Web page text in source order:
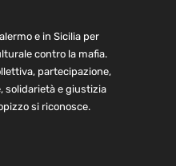
e in Sicilia per
contro la mafia.
partecipazione,
solidarietà e giustizia
si riconosce.